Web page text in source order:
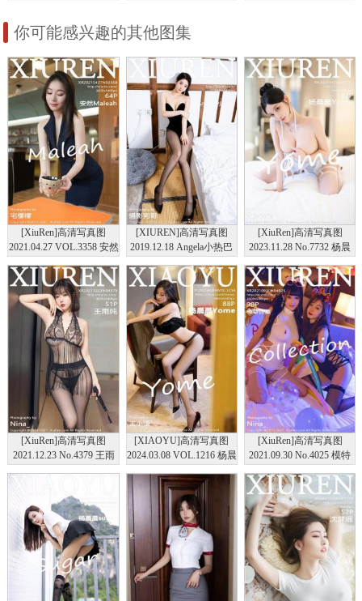
你可能感兴趣的其他图集
[XiuRen]高清写真图
2021.04.27 VOL.3358 安然
[XIUREN]高清写真图
2019.12.18 Angela小热巴
[XiuRen]高清写真图
2023.11.28 No.7732 杨晨
[XiuRen]高清写真图
2021.12.23 No.4379 王雨
[XIAOYU]高清写真图
2024.03.08 VOL.1216 杨晨
[XiuRen]高清写真图
2021.09.30 No.4025 模特